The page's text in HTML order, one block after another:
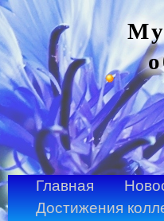
Главная
Достижения